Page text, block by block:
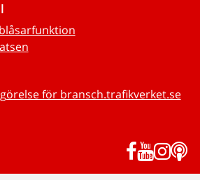
för bransch.trafikverket.se
Facebook
YouTube